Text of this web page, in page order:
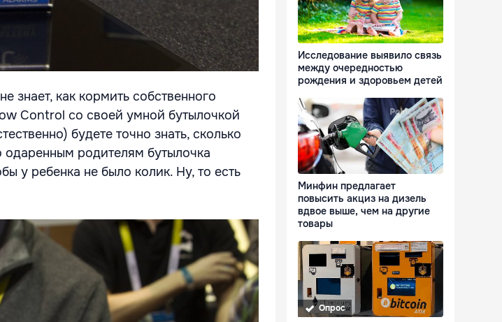
знает, как кормить собственного
Control со своей умной бутылочкой
будете точно знать, сколько
родителям бутылочка
у ребенка не было колик. Ну, то есть
Исследование выявило связь
между очередностью
рождения и здоровьем детей
Минфин предлагает
повысить акциз на дизель
вдвое выше, чем на другие
товары
Опрос